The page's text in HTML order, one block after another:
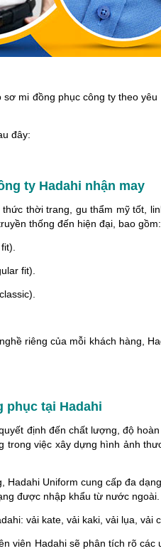
mi đồng phục công ty theo
đây:
ty Hadahi nhận may
thời trang, gu thẩm mỹ tốt,
thống đến hiện đại, bao gồm:
fit).
riêng của mỗi khách hàng,
phục tại Hadahi
định đến chất lượng, độ
trong việc xây dựng hình ảnh
Hadahi Uniform cung cấp đa
được nhập khẩu từ nước ngoài.
vải kate, vải kaki, vải lụa, vải
viên Hadahi sẽ phân tích rõ